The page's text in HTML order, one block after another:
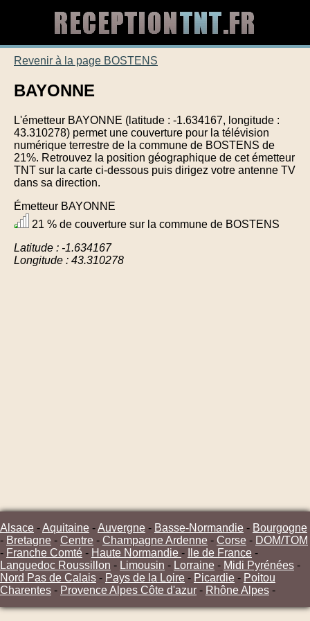
Revenir à la page BOSTENS
BAYONNE
L'émetteur BAYONNE (latitude : -1.634167, longitude :
43.310278) permet une couverture pour la télévision
numérique terrestre de la commune de BOSTENS de
21%. Retrouvez la position géographique de cet émetteur
TNT sur la carte ci-dessous puis dirigez votre antenne TV
dans sa direction.
Émetteur BAYONNE
21 % de couverture sur la commune de BOSTENS
Latitude : -1.634167
Longitude : 43.310278
Alsace -Aquitaine -Auvergne - Basse-Normandie - Bourgogne
- Bretagne - Centre - Champagne Ardenne - Corse - DOM/TOM
- Franche Comté - Haute Normandie - Ile de France -
Languedoc Roussillon - Limousin - Lorraine - Midi Pyrénées -
Nord Pas de Calais - Pays de la Loire - Picardie - Poitou
Charentes - Provence Alpes Côte d'azur - Rhône Alpes -